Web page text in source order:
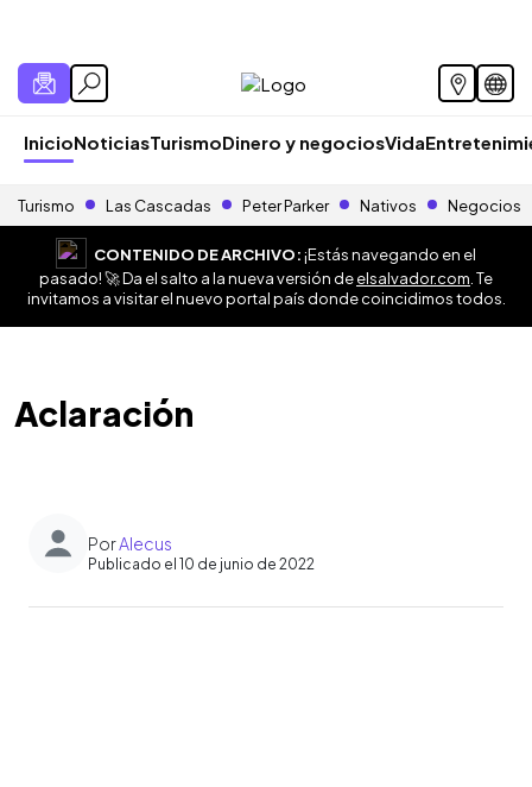
InicioNoticiasTurismoDinero y negociosVida
Turismo Las Cascadas Peter Parker Nativos Negocios
CONTENIDO DE ARCHIVO:¡Estás navegando en el
pasado! 🚀 Da el salto a la nueva versión deelsalvador.com . Te
invitamos a visitar el nuevo portal país donde coincidimos todos.
Aclaración
PorAlecus
Publicado el 10 de junio de 2022